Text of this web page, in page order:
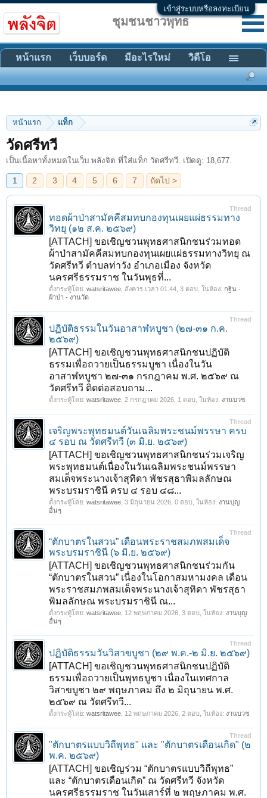
เข้าสู่ระบบหรือลงทะเบียน
หน้าแรก แท็ก
วัดศรีทวี
เป็นเนื้อหาทั้งหมดในเว็บ พลังจิต ที่ใส่แท็ก วัดศรีทวี. เปิดดู: 18,677.
1 2 3 4 5 6 7 ถัดไป >
Thread
ทอดผ้าป่าสามัคคีสมทบกองทุนเผยแผ่ธรรมทาง
วิทยุ (๑๒ ส.ค. ๒๕๖๙)
[ATTACH] ขอเชิญชวนพุทธศาสนิกชนร่วมทอด
ผ้าป่าสามัคคีสมทบกองทุนเผยแผ่ธรรมทางวิทยุ ณ
วัดศรีทวี ตำบลท่าวัง อำเภอเมือง จังหวัด
นครศรีธรรมราช ในวันพุธที่...
ตั้งกระทู้โดย: watsritawee อังคาร เวลา 01:44 , 3 ตอบ, ในห้อง: กฐิน -
ผ้าป่า - งานวัด
Thread
ปฏิบัติธรรมในวันอาสาฬหบูชา (๒๗-๓๑ ก.ค.
๒๕๖๙)
[ATTACH] ขอเชิญชวนพุทธศาสนิกชนปฏิบัติ
ธรรมเพื่อถวายเป็นธรรมบูชา เนื่องในวัน
อาสาฬหบูชา ๒๗-๓๑ กรกฎาคม พ.ศ. ๒๕๖๙ ณ
วัดศรีทวี ติดต่อสอบถาม...
ตั้งกระทู้โดย: watsritawee 2 กรกฎาคม 2026 , 1 ตอบ, ในห้อง: งานบวช
Thread
เจริญพระพุทธมนต์วันเฉลิมพระชนม์พรรษา ครบ
๔ รอบ ณ วัดศรีทวี (๓ มิ.ย. ๒๕๖๙)
[ATTACH] ขอเชิญชวนพุทธศาสนิกชนร่วมเจริญ
พระพุทธมนต์เนื่องในวันเฉลิมพระชนม์พรรษา
สมเด็จพระนางเจ้าสุทิดา พัชรสุธาพิมลลักษณ
พระบรมราชินี ครบ ๔ รอบ ๔๘...
ตั้งกระทู้โดย: watsritawee 3 มิถุนายน 2026 , 0 ตอบ, ในห้อง: งานบุญ
อื่นๆ
Thread
“ตักบาตรในสวน” เดือนพระราชสมภพสมเด็จ
พระบรมราชินี (๖ มิ.ย. ๒๕๖๙)
[ATTACH] ขอเชิญชวนพุทธศาสนิกชนร่วมกัน
“ตักบาตรในสวน” เนื่องในโอกาสมหามงคล เดือน
พระราชสมภพสมเด็จพระนางเจ้าสุทิดา พัชรสุธา
พิมลลักษณ พระบรมราชินี ณ...
ตั้งกระทู้โดย: watsritawee 12 พฤษภาคม 2026 , 3 ตอบ, ในห้อง: งานบุญ
อื่นๆ
Thread
ปฏิบัติธรรมวันวิสาขบูชา (๒๙ พ.ค.-๒ มิ.ย. ๒๕๖๙)
[ATTACH] ขอเชิญชวนพุทธศาสนิกชนปฏิบัติ
ธรรมเพื่อถวายเป็นพุทธบูชา เนื่องในเทศกาล
วิสาขบูชา ๒๙ พฤษภาคม ถึง ๒ มิถุนายน พ.ศ.
๒๕๖๙ ณ วัดศรีทวี...
ตั้งกระทู้โดย: watsritawee 12 พฤษภาคม 2026 , 2 ตอบ, ในห้อง: งานบวช
Thread
"ตักบาตรแบบวิถีพุทธ" และ "ตักบาตรเดือนเกิด" (๒
พ.ค. ๒๕๖๙)
[ATTACH] ขอเชิญร่วม “ตักบาตรแบบวิถีพุทธ”
และ “ตักบาตรเดือนเกิด” ณ วัดศรีทวี จังหวัด
นครศรีธรรมราช ในวันเสาร์ที่ ๒ พฤษภาคม พ.ศ.
ชุมชนชาวพุทธ
หน้าแรก เว็บบอร์ด มีอะไรใหม่ วิดีโอ